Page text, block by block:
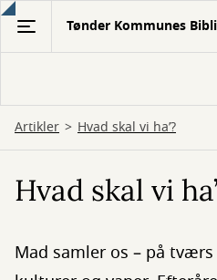
Gå
hovedindhold
Tønder Kommunes
Artikler Hvad skal vi ha’?
Hvad skal vi
Mad samler os – på